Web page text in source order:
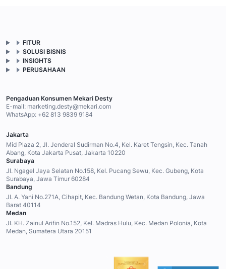
FITUR
SOLUSI BISNIS
INSIGHTS
PERUSAHAAN
Pengaduan Konsumen Mekari Desty
E-mail: marketing.desty@mekari.com
WhatsApp: +62 813 9839 9184
Jakarta
Mid Plaza 2, Jl. Jenderal Sudirman No.4, Kel. Karet Tengsin, Kec. Tanah
Abang, Kota Jakarta Pusat, Jakarta 10220
Surabaya
Jl. Ngagel Jaya Selatan No.158, Kel. Pucang Sewu, Kec. Gubeng, Kota
Surabaya, Jawa Timur 60284
Bandung
Jl. A. Yani No.271A, Cihapit, Kec. Bandung Wetan, Kota Bandung, Jawa
Barat 40114
Medan
Jl. KH. Zainul Arifin No.152, Kel. Madras Hulu, Kec. Medan Polonia, Kota
Medan, Sumatera Utara 20151